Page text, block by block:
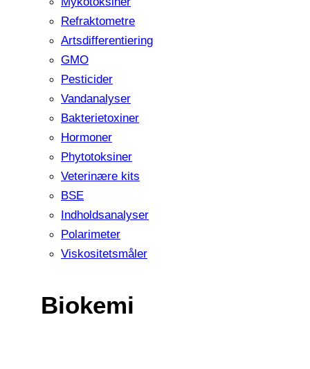
Refraktometre
Artsdifferentiering
GMO
Pesticider
Vandanalyser
Bakterietoxiner
Hormoner
Phytotoksiner
Veterinære kits
BSE
Indholdsanalyser
Polarimeter
Viskositetsmåler
Biokemi